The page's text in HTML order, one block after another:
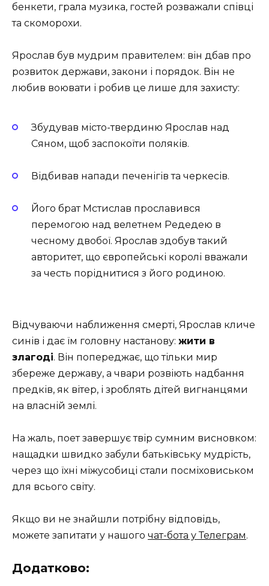
бенкети, грала музика, гостей розважали співці
та скоморохи.
Ярослав був мудрим правителем: він дбав про
розвиток держави, закони і порядок. Він не
любив воювати і робив це лише для захисту:
Збудував місто-твердиню Ярослав над
Сяном, щоб заспокоїти поляків.
Відбивав напади печенігів та черкесів.
Його брат Мстислав прославився
перемогою над велетнем Редедею в
чесному двобої. Ярослав здобув такий
авторитет, що європейські королі вважали
за честь поріднитися з його родиною.
Відчуваючи наближення смерті, Ярослав кличе
синів і дає їм головну настанову: жити в
злагоді. Він попереджає, що тільки мир
збереже державу, а чвари розвіють надбання
предків, як вітер, і зроблять дітей вигнанцями
на власній землі.
На жаль, поет завершує твір сумним висновком:
нащадки швидко забули батьківську мудрість,
через що їхні міжусобиці стали посміховиськом
для всього світу.
Якщо ви не знайшли потрібну відповідь,
можете запитати у нашого чат-бота у Телеграм.
Додатково: